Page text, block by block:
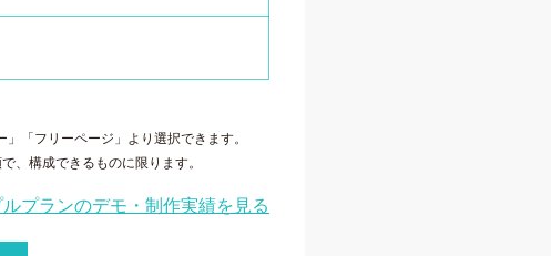
「フリーページ」より選択できます。
、構成できるものに限ります。
ルプランのデモ・制作実績を見る